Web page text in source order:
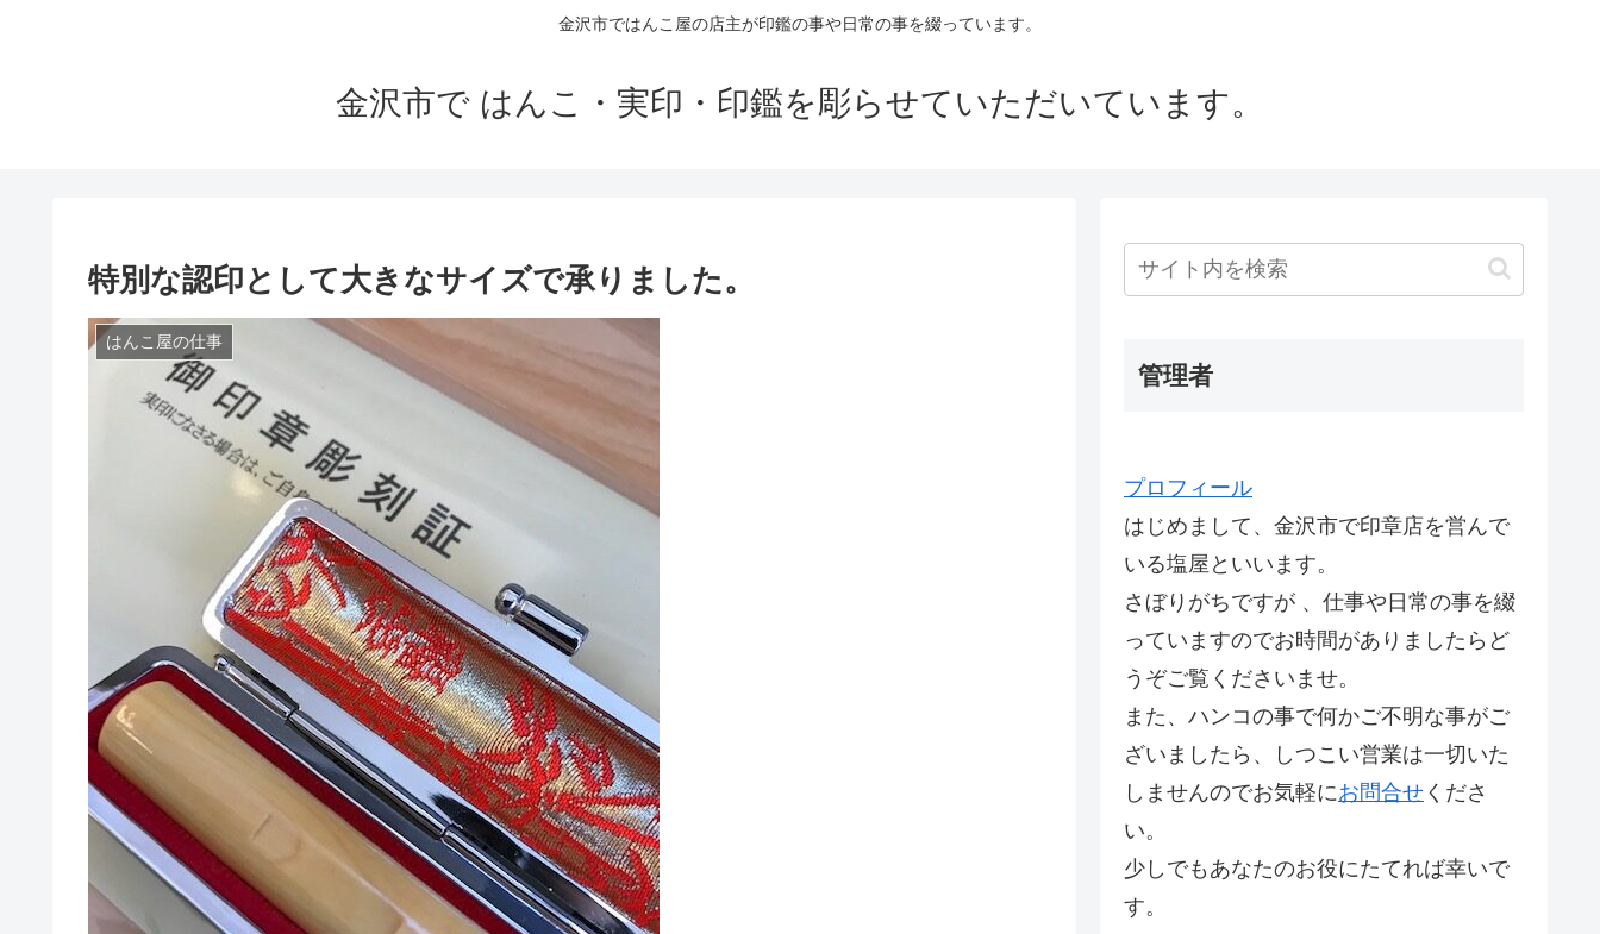
金沢市ではんこ屋の店主が印鑑の事や日常の事を綴っています。
金沢市で はんこ・実印・印鑑を彫らせていただいています。
特別な認印として大きなサイズで承りました。
はんこ屋の仕事
管理者
プロフィール
はじめまして、金沢市で印章店を営んで
いる塩屋といいます。
さぼりがちですが 、仕事や日常の事を綴
っていますのでお時間がありましたらど
うぞご覧くださいませ。
また、ハンコの事で何かご不明な事がご
ざいましたら、しつこい営業は一切いた
しませんのでお気軽にお問合せ くださ
い。
少しでもあなたのお役にたてれば幸いで
す。